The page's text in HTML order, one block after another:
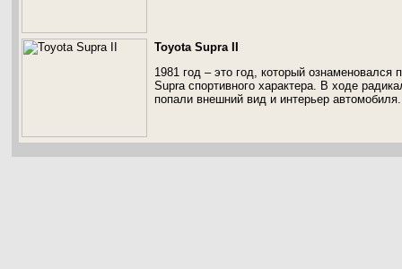
Toyota Supra II
1981 год – это год, который ознаменовался
Supra спортивного характера. В ходе
попали внешний вид и интерьер автомобиля.